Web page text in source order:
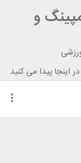
و
اینجا پیدا می کنید